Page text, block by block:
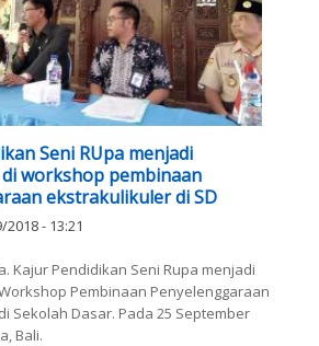
Seni RUpa menjadi
workshop pembinaan
ekstrakulikuler di SD
2018 - 13:21
Kajur Pendidikan Seni Rupa menjadi
Pembinaan Penyelenggaraan
Sekolah Dasar. Pada 25 September
Bali.